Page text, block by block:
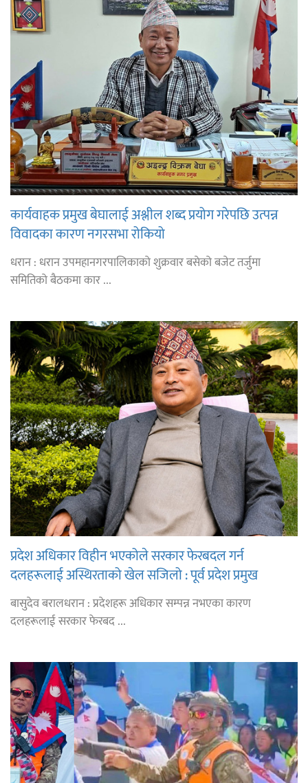
कार्यवाहक प्रमुख बेघालाई अश्लील शब्द प्रयोग गरेपछि उत्पन्न
विवादका कारण नगरसभा रोकियो
धरान : धरान उपमहानगरपालिकाको शुक्रवार बसेको बजेट तर्जुमा
समितिको बैठकमा कार ...
प्रदेश अधिकार विहीन भएकोले सरकार फेरबदल गर्न
दलहरूलाई अस्थिरताको खेल सजिलो : पूर्व प्रदेश प्रमुख
तुम्बाहाङ
बासुदेव बरालधरान : प्रदेशहरू अधिकार सम्पन्न नभएका कारण
दलहरूलाई सरकार फेरबद ...